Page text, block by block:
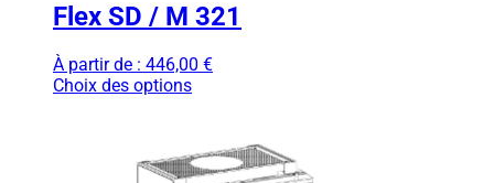
Flex SD / M 321
À partir de : 446,00 €
Choix des options